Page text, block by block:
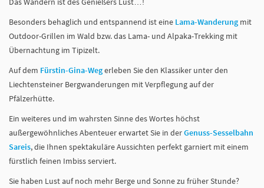
Besonders behaglich und entspannend ist eine Lama-Wanderung mit
Outdoor-Grillen im Wald bzw. das Lama- und Alpaka-Trekking mit
Übernachtung im Tipizelt.
Auf dem Fürstin-Gina-Wegerleben Sie den Klassiker unter den
Liechtensteiner Bergwanderungen mit Verpflegung auf der
Pfälzerhütte.
Ein weiteres und im wahrsten Sinne des Wortes höchst
außergewöhnliches Abenteuer erwartet Sie in derGenuss-Sesselbahn
Sareis, die Ihnen spektakuläre Aussichten perfekt garniert mit einem
fürstlich feinen Imbiss serviert.
Sie haben Lust auf noch mehr Berge und Sonne zu früher Stunde?